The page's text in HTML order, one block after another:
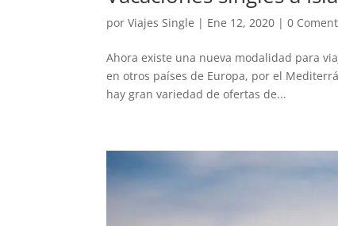
porViajes Single | Ene 12, 2020 |0
Ahora existe una nueva modalidad para
en otros países de Europa, por el
hay gran variedad de ofertas de...